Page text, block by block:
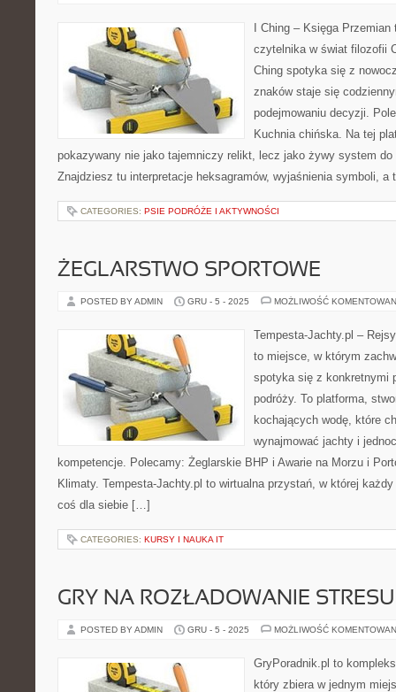
I Ching – Księga
czytelnika w świat filozofii
Ching spotyka się z
znaków staje się
podejmowaniu decyzji.
Kuchnia chińska. Na tej
pokazywany nie jako tajemniczy relikt, lecz jako żywy system do
Znajdziesz tu interpretacje heksagramów, wyjaśnienia symboli,
CATEGORIES: PSIE PODRÓŻE I AKTYWNOŚCI
ŻEGLARSTWO SPORTOWE
POSTED BY ADMIN GRU - 5 - 2025 MOŻLIWOŚĆ
Tempesta-Jachty.pl –
to miejsce, w którym
spotyka się z konkretnymi
podróży. To platforma,
kochających wodę, które
wynajmować jachty i
kompetencje. Polecamy: Żeglarskie BHP i Awarie na Morzu i
Klimaty. Tempesta-Jachty.pl to wirtualna przystań, w której
coś dla siebie […]
CATEGORIES: KURSY I NAUKA IT
GRY NA ROZŁADOWANIE STRESU
POSTED BY ADMIN GRU - 5 - 2025 MOŻLIWOŚĆ
GryPoradnik.pl to
który zbiera w jednym